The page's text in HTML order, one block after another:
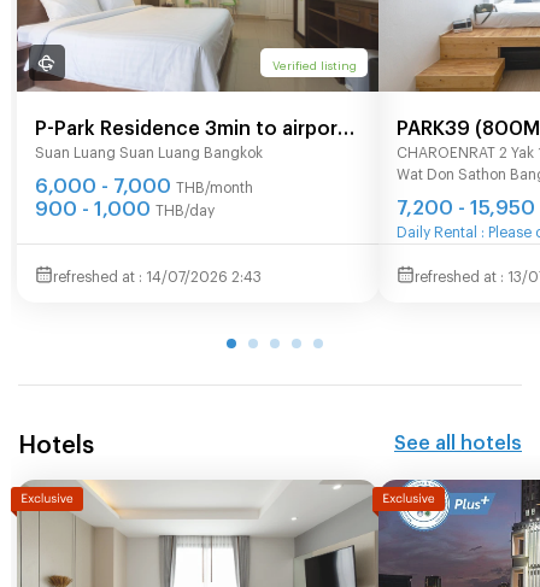
Verified listing
P-Park Residence 3min to airport
link HUAMAK and Max value near
Seacon
Suan Luang Suan Luang Bangkok
6,000 - 7,000 THB/month
900 - 1,000 THB/day
14/07/2026 2:43
PARK39
Surasak)
CHAROENRAT 2
Wat Don Sathon
7,200 - 15,950
Daily Rental : Please
13/
Hotels See all hotels